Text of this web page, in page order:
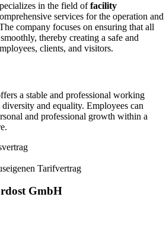
in the field offacility
services for the operation and
company focuses on ensuring that all
thereby creating a safe and
clients, and visitors.
a stable and professional working
and equality. Employees can
and professional growth within a
Tarifvertrag
GmbH